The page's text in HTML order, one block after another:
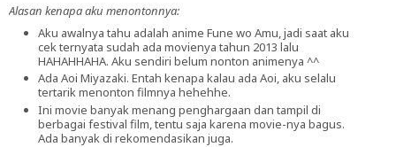
Alasan kenapa aku menontonnya:
Aku awalnya tahu adalah anime Fune wo Amu, jadi saat aku
cek ternyata sudah ada movienya tahun 2013 lalu
HAHAHHAHA. Aku sendiri belum nonton animenya ^^
Ada Aoi Miyazaki. Entah kenapa kalau ada Aoi, aku selalu
tertarik menonton filmnya hehehhe.
Ini movie banyak menang penghargaan dan tampil di
berbagai festival film, tentu saja karena movie-nya bagus.
Ada banyak di rekomendasikan juga.